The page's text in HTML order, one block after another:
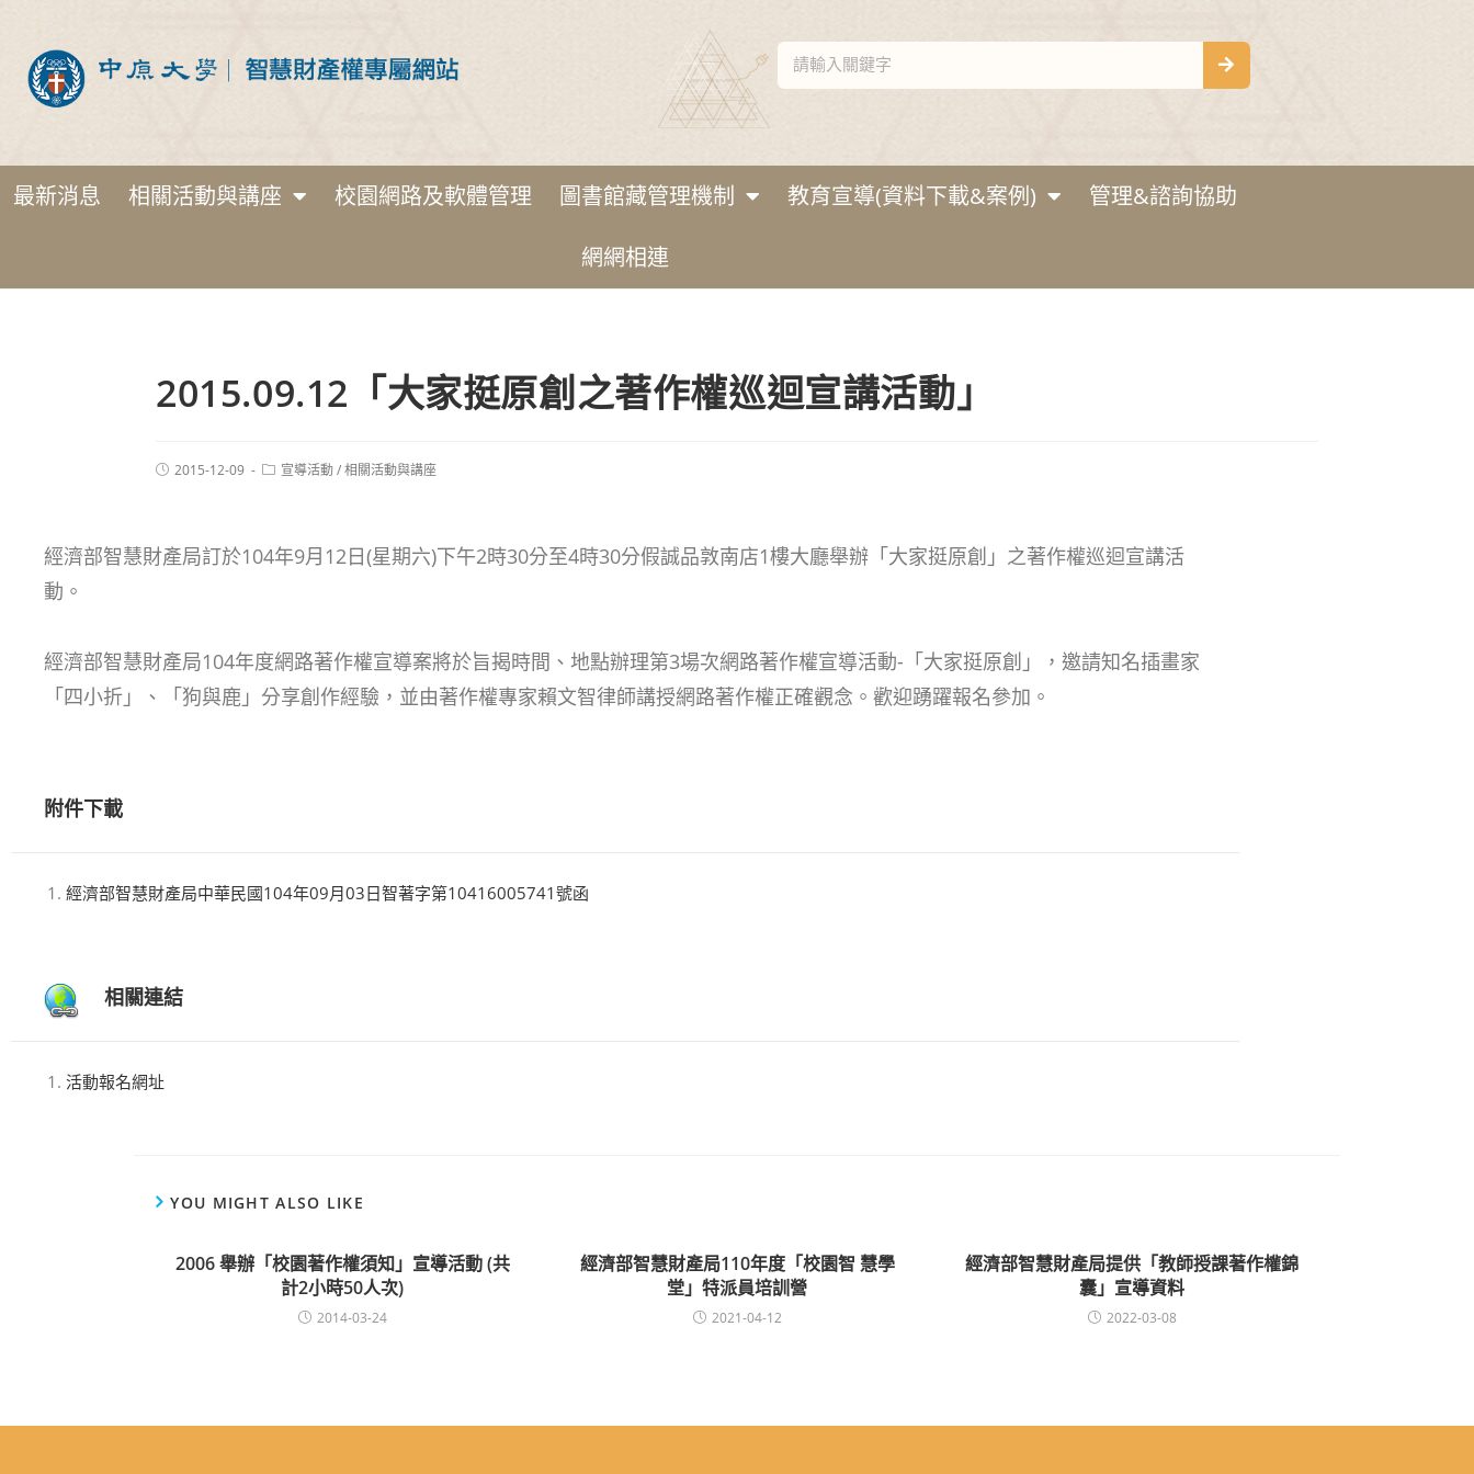
最新消息 相關活動與講座 校園網路及軟體管理 圖書館藏管理機制 教育宣導(資料下載&案例) 管理&諮詢協助
網網相連
2015.09.12「大家挺原創之著作權巡迴宣講活動」
2015-12-09 宣導活動/相關活動與講座
經濟部智慧財產局訂於104年9月12日(星期六)下午2時30分至4時30分假誠品敦南店1樓大廳舉辦「大家挺原創」之著作權巡迴宣講活
動。
經濟部智慧財產局104年度網路著作權宣導案將於旨揭時間、地點辦理第3場次網路著作權宣導活動-「大家挺原創」，邀請知名插畫家
「四小折」、「狗與鹿」分享創作經驗，並由著作權專家賴文智律師講授網路著作權正確觀念。歡迎踴躍報名參加。
附件下載
經濟部智慧財產局中華民國104年09月03日智著字第10416005741號函
相關連結
活動報名網址
YOU MIGHT ALSO LIKE
2006 舉辦「校園著作權須知」宣導活動 (共
計2小時50人次)
2014-03-24
經濟部智慧財產局110年度「校園智 慧學
堂」特派員培訓營
2021-04-12
經濟部智慧財產局提供「教師授課著作權錦
囊」宣導資料
2022-03-08